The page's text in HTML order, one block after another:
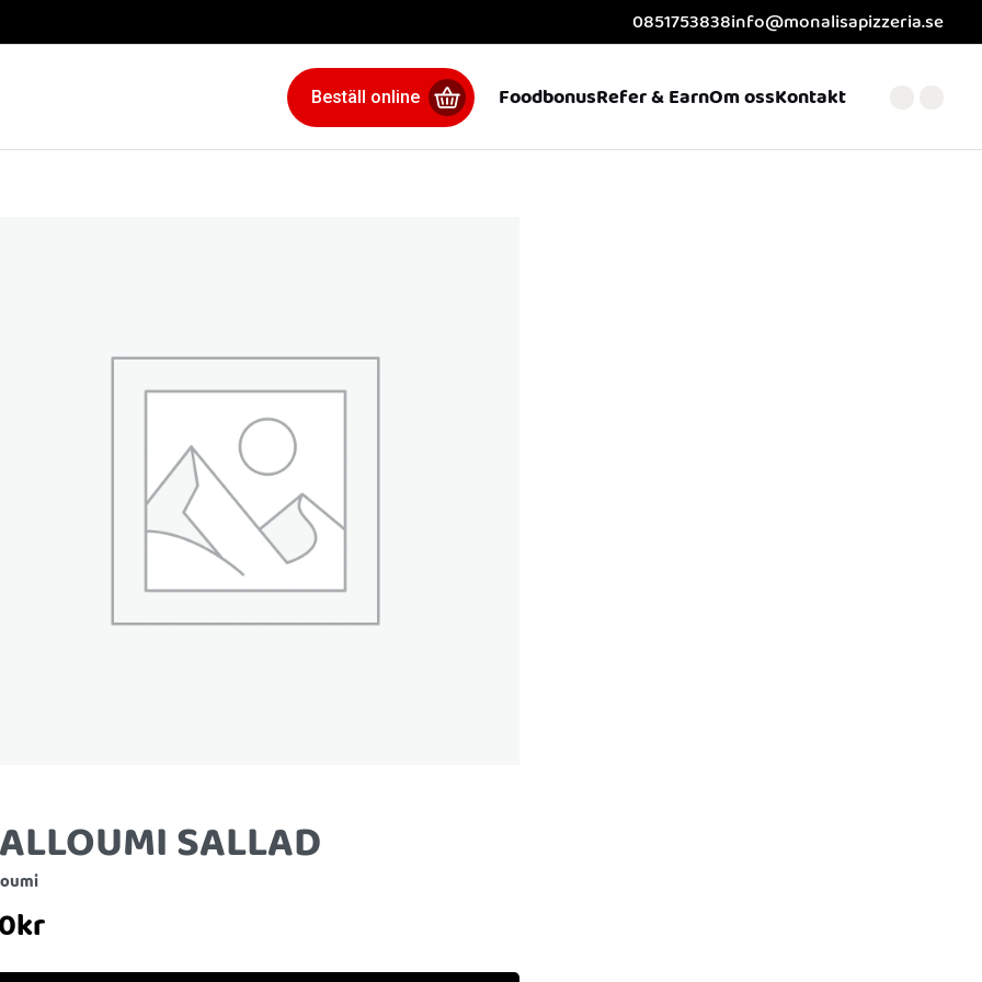
0851753838info@monalisapizzeria.se
Beställ online FoodbonusRefer & EarnOm ossKontakt
SALLAD
kr